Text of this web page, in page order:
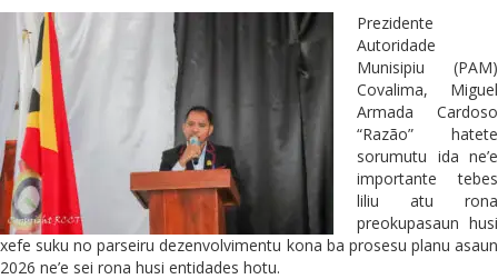
Prezidente
Autoridade
Munisipiu (PAM)
Covalima, Miguel
Armada Cardoso
“Razão” hatete
sorumutu ida ne’e
importante tebes
liliu atu rona
preokupasaun husi
xefe suku no parseiru dezenvolvimentu kona ba prosesu planu asaun
2026 ne’e sei rona husi entidades hotu.